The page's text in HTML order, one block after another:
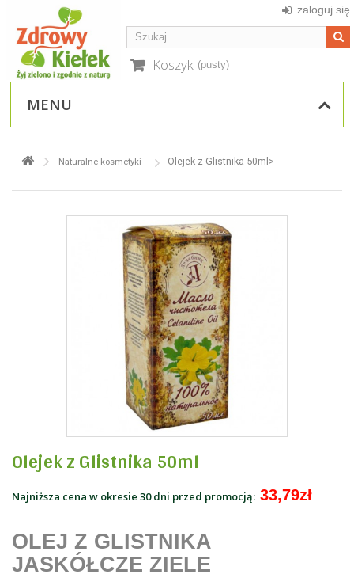
zaloguj się
Koszyk (pusty)
MENU
Naturalne kosmetyki Olejek z Glistnika 50ml>
Olejek z Glistnika 50ml
Najniższa cena w okresie 30 dni przed promocją: 33,79zł
OLEJ Z GLISTNIKA
JASKÓŁCZE ZIELE